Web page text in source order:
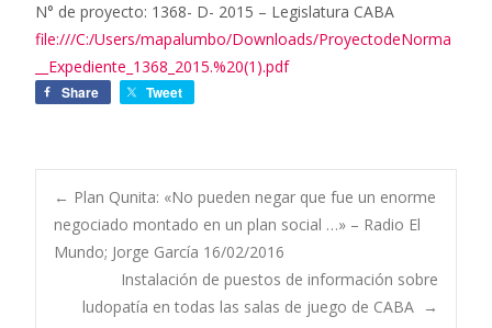
N° de proyecto: 1368- D- 2015 – Legislatura CABA
file:///C:/Users/mapalumbo/Downloads/ProyectodeNorma
__Expediente_1368_2015.%20(1).pdf
Share Tweet
Navegación de
← Plan Qunita: «No pueden negar que fue un enorme
negociado montado en un plan social …» – Radio El
Mundo; Jorge García 16/02/2016
Instalación de puestos de información sobre
ludopatía en todas las salas de juego de CABA →